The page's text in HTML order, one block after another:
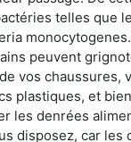
telles que
monocytogenes.
peuvent
vos chaussures,
plastiques, et
les denrées
disposez, car les